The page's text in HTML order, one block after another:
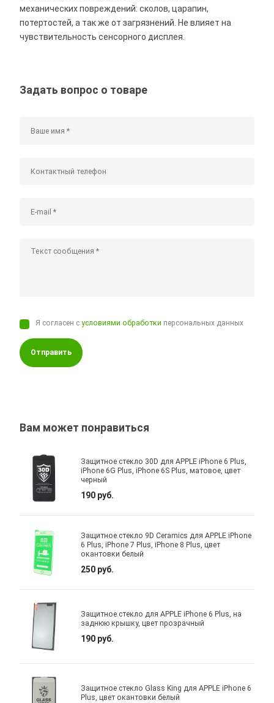
механических повреждений: сколов, царапин,
потертостей, а так же от загрязнений. Не влияет на
чувствительность сенсорного дисплея.
Задать вопрос о товаре
Я согласен сусловиями обработки персональных данных
Отправить
Вам может понравиться
Защитное стекло 30D для APPLE iPhone 6 Plus,
iPhone 6G Plus, iPhone 6S Plus, матовое, цвет
черный
190 руб.
Защитное стекло 9D Ceramics для APPLE iPhone
6 Plus, iPhone 7 Plus, iPhone 8 Plus, цвет
окантовки белый
250 руб.
Защитное стекло для APPLE iPhone 6 Plus, на
заднюю крышку, цвет прозрачный
190 руб.
Защитное стекло Glass King для APPLE iPhone 6
Plus, цвет окантовки белый